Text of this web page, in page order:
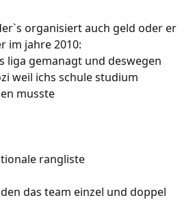
organisiert auch geld oder er
im jahre 2010:
liga gemanagt und deswegen
weil ichs schule studium
musste
rangliste
das team einzel und doppel